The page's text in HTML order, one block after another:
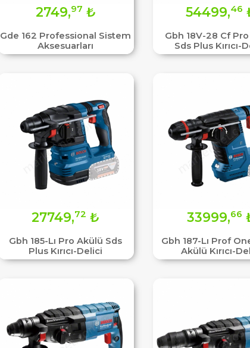
Gde 162 Professional Sistem
Aksesuarları
2749,97 ₺
Gbh 18V-28 Cf
Sds Plus Kırıcı-
54499,46
Gbh 185-Lı Pro Akülü Sds
Plus Kırıcı-Delici
27749,72 ₺
Gbh 187-Lı Prof
Akülü Kırıcı-
33999,66